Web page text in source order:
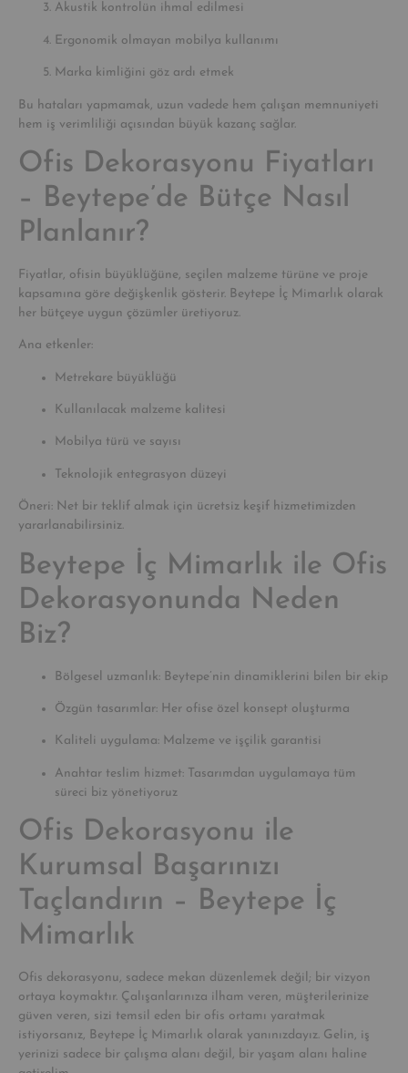
Akustik kontrolün ihmal edilmesi
Ergonomik olmayan mobilya kullanımı
Marka kimliğini göz ardı etmek
Bu hataları yapmamak, uzun vadede hem çalışan memnuniyeti
hem iş verimliliği açısından büyük kazanç sağlar.
Ofis Dekorasyonu Fiyatları
– Beytepe’de Bütçe Nasıl
Planlanır?
Fiyatlar, ofisin büyüklüğüne, seçilen malzeme türüne ve proje
kapsamına göre değişkenlik gösterir. Beytepe İç Mimarlık olarak
her bütçeye uygun çözümler üretiyoruz.
Ana etkenler:
Metrekare büyüklüğü
Kullanılacak malzeme kalitesi
Mobilya türü ve sayısı
Teknolojik entegrasyon düzeyi
Öneri: Net bir teklif almak için ücretsiz keşif hizmetimizden
yararlanabilirsiniz.
Beytepe İç Mimarlık ile Ofis
Dekorasyonunda Neden
Biz?
Bölgesel uzmanlık: Beytepe’nin dinamiklerini bilen bir ekip
Özgün tasarımlar: Her ofise özel konsept oluşturma
Kaliteli uygulama: Malzeme ve işçilik garantisi
Anahtar teslim hizmet: Tasarımdan uygulamaya tüm
süreci biz yönetiyoruz
Ofis Dekorasyonu ile
Kurumsal Başarınızı
Taçlandırın – Beytepe İç
Mimarlık
Ofis dekorasyonu, sadece mekan düzenlemek değil; bir vizyon
ortaya koymaktır. Çalışanlarınıza ilham veren, müşterilerinize
güven veren, sizi temsil eden bir ofis ortamı yaratmak
istiyorsanız, Beytepe İç Mimarlık olarak yanınızdayız. Gelin, iş
yerinizi sadece bir çalışma alanı değil, bir yaşam alanı haline